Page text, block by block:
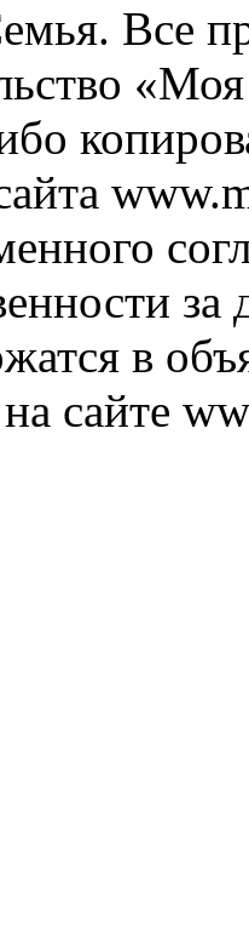
Все
в
сайте